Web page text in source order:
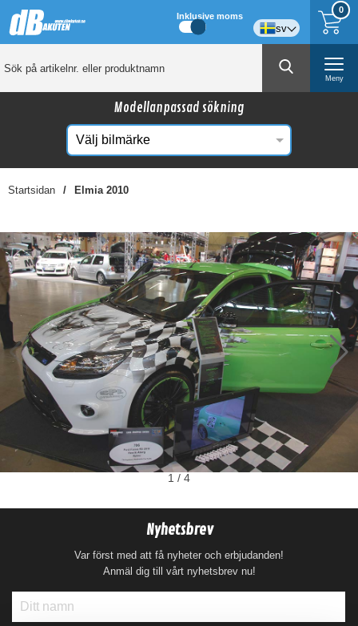
0
Inklusive moms
sv
Meny
Modellanpassad sökning
Startsidan Elmia 2010
Kanske någon av dessa produkter kan intressera
dig?
Deaf Bonce Machete 20mm2 OFC (Svart)
Finns i lagershop Göteborg
1 / 4
Nyhetsbrev
Var först med att få nyheter och erbjudanden!
Anmäl dig till vårt nyhetsbrev nu!